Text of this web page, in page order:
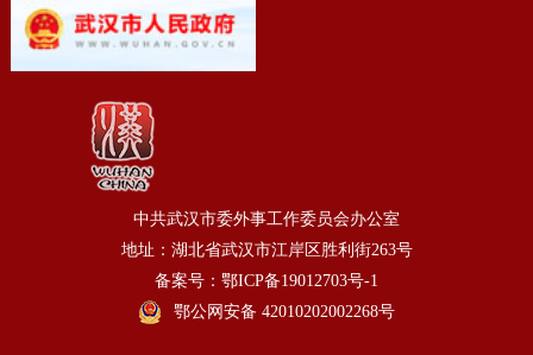
中共武汉市委外事工作委员会办公室
地址：湖北省武汉市江岸区胜利街263号
备案号：鄂ICP备19012703号-1
鄂公网安备 42010202002268号